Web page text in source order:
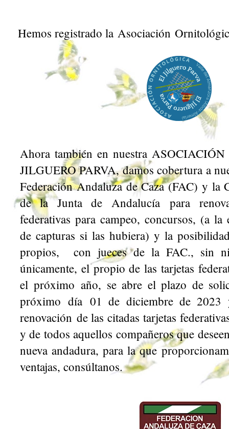
Hemos registrado la Asociación
Ahora también en nuestra
JILGUERO PARVA, damos cobertura a
Federación Andaluza de Caza (FAC) y la
de la Junta de Andalucía para
federativas para campeo, concursos, (a la
de capturas si las hubiera) y la
propios, con jueces de la FAC., sin
únicamente, el propio de las tarjetas
el próximo año, se abre el plazo de
próximo día 01 de diciembre de 2023
renovación de las citadas tarjetas
y de todos aquellos compañeros que
nueva andadura, para la que
ventajas, consúltanos.